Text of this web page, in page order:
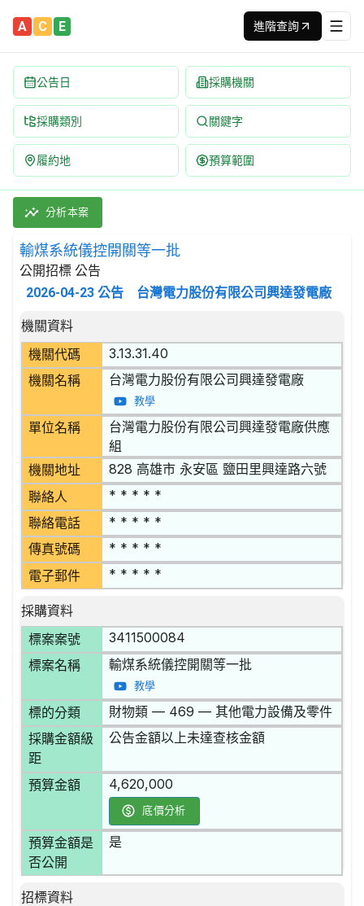
A C E 進階查詢
公告日 採購機關
採購類別 關鍵字
履約地 預算範圍
輸煤系統儀控開關等一批 招標公告 | 案號：3411500084 |
採購類別：財物類 其他電力設備及零件 | 招標方式：公開
分析本案
輸煤系統儀控開關等一批
公開招標 公告
2026-04-23 公告 台灣電力股份有限公司興達發電廠
招標公告詳細內容
機關資料
機關代碼
3.13.31.40
機關名稱 台灣電力股份有限公司興達發電廠
教學
單位名稱
台灣電力股份有限公司興達發電廠供應
組
機關地址 828 高雄市 永安區 鹽田里興達路六號
聯絡人 * * * * *
聯絡電話 * * * * *
傳真號碼 * * * * *
電子郵件 * * * * *
採購資料
標案案號
3411500084
標案名稱 輸煤系統儀控開關等一批
教學
標的分類 財物類 — 469 — 其他電力設備及零件
採購金額級
距
公告金額以上未達查核金額
預算金額 4,620,000
底價分析
預算金額是
否公開
是
招標資料